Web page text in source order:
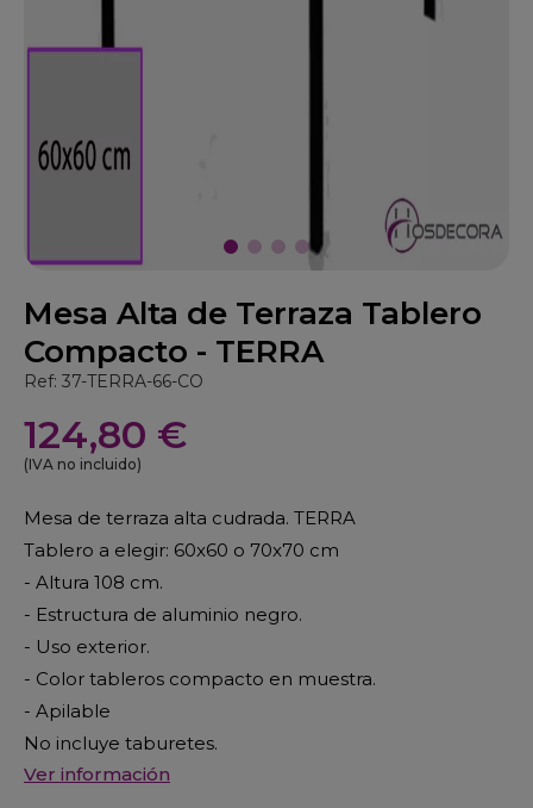
Mesa Alta de Terraza Tablero
Compacto - TERRA
Ref: 37-TERRA-66-CO
124,80 €
(IVA no incluido)
Mesa de terraza alta cudrada. TERRA
Tablero a elegir: 60x60 o 70x70 cm
- Altura 108 cm.
- Estructura de aluminio negro.
- Uso exterior.
- Color tableros compacto en muestra.
- Apilable
No incluye taburetes.
Ver información